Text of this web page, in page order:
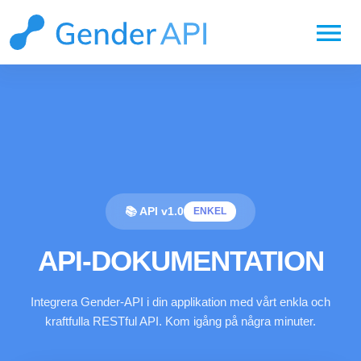
menu
📚 API v1.0 ENKEL
API-DOKUMENTATION
Integrera Gender-API i din applikation med vårt enkla och
kraftfulla RESTful API. Kom igång på några minuter.